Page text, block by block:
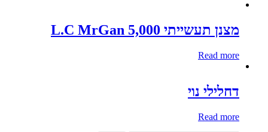
מצנן תעשייתי 5,000 L.C MrGan
Read more
דחלילי נוי
Read more